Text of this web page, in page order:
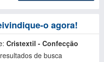
o agora!
Cristextil - Confecção
de busca